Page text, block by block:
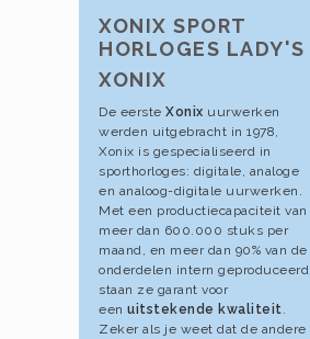
XONIX SPORT
HORLOGES LADY'S
XONIX
De eerste Xonix uurwerken
werden uitgebracht in 1978,
Xonix is gespecialiseerd in
sporthorloges: digitale, analoge
en analoog-digitale uurwerken.
Met een productiecapaciteit van
meer dan 600.000 stuks per
maand, en meer dan 90% van de
onderdelen intern geproduceerd
staan ze garant voor
een uitstekende kwaliteit.
Zeker als je weet dat de andere